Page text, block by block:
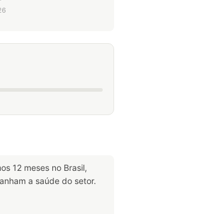
12 meses no Brasil,
a saúde do setor.